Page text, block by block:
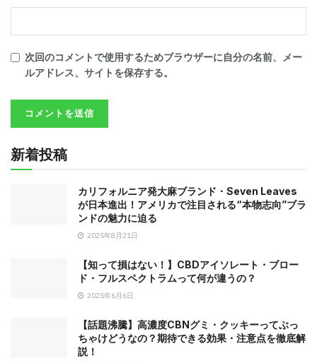
次回のコメントで使用するためブラウザーに自分の名前、メー
ルアドレス、サイトを保存する。
新着投稿
カリフォルニア発大麻ブランド・Seven Leaves
が日本進出！アメリカで注目される“本物志向”ブラ
ンドの魅力に迫る
2025年8月21日
【知って損はない！】CBDアイソレート・ブロー
ド・フルスペクトラムって何が違うの？
2025年6月6日
【話題沸騰】高濃度CBNグミ・クッキーってぶっ
ちゃけどうなの？期待できる効果・注意点を徹底解
説！